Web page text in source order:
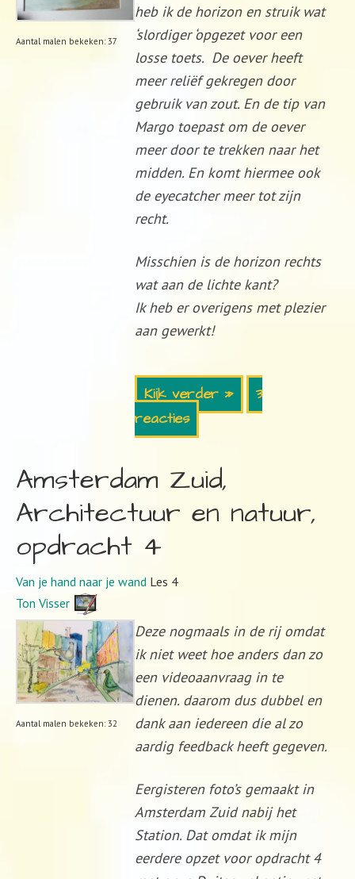
Aantal malen bekeken: 37
heb ik de horizon en struik wat
‘slordiger ‘opgezet voor een
losse toets. De oever heeft
meer reliëf gekregen door
gebruik van zout. En de tip van
Margo toepast om de oever
meer door te trekken naar het
midden. En komt hiermee ook
de eyecatcher meer tot zijn
recht.
Misschien is de horizon rechts
wat aan de lichte kant?
Ik heb er overigens met plezier
aan gewerkt!
Kijk verder »
3
reacties
Amsterdam Zuid,
Architectuur en natuur,
opdracht 4
Van je hand naar je wand Les 4
Ton Visser
Aantal malen bekeken: 32
Deze nogmaals in de rij omdat
ik niet weet hoe anders dan zo
een videoaanvraag in te
dienen. daarom dus dubbel en
dank aan iedereen die al zo
aardig feedback heeft gegeven.
Eergisteren foto’s gemaakt in
Amsterdam Zuid nabij het
Station. Dat omdat ik mijn
eerdere opzet voor opdracht 4